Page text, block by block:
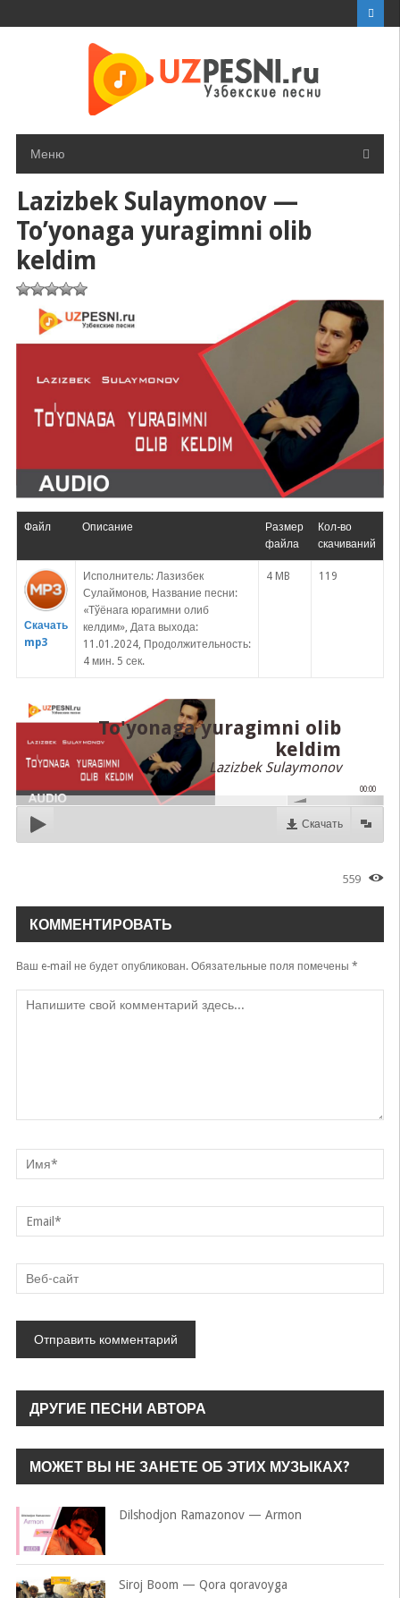
Меню
Lazizbek Sulaymonov —
To’yonaga yuragimni olib
keldim
Файл Описание
Размер
файла
Кол-во
скачиваний
Скачать
mp3
Исполнитель: Лазизбек
Сулаймонов, Название песни:
«Тўёнага юрагимни олиб
келдим», Дата выхода:
11.01.2024, Продолжительность:
4 мин. 5 сек.
4 MB 119
To'yonaga yuragimni olib
keldim
Lazizbek Sulaymonov
00:00
Скачать
559
КОММЕНТИРОВАТЬ
Ваш e-mail не будет опубликован.Обязательные поля помечены *
ДРУГИЕ ПЕСНИ АВТОРА
МОЖЕТ ВЫ НЕ ЗАНЕТЕ ОБ ЭТИХ МУЗЫКАХ?
Dilshodjon Ramazonov — Armon
Siroj Boom — Qora qoravoyga